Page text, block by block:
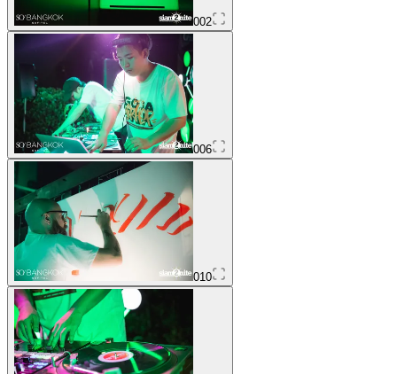
002
006
010